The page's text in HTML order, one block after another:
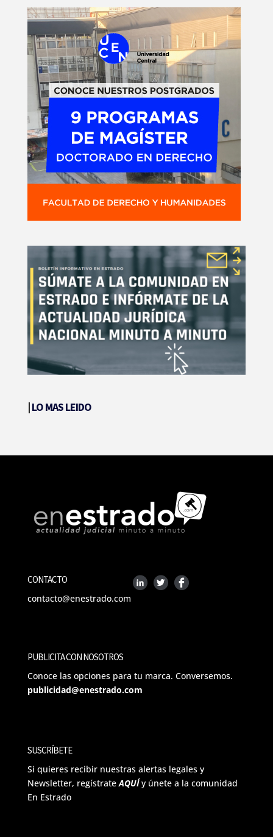
|LO MAS LEIDO
CONTACTO
contacto@enestrado.com
PUBLICITA CON NOSOTROS
Conoce las opciones para tu marca. Conversemos.
publicidad@enestrado.com
SUSCRÍBETE
Si quieres recibir nuestras alertas legales y
Newsletter, regístrateAQUÍ y únete a la comunidad
En Estrado